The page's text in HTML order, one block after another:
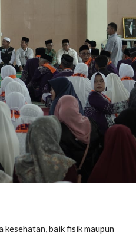
kesehatan, baik fisik maupun